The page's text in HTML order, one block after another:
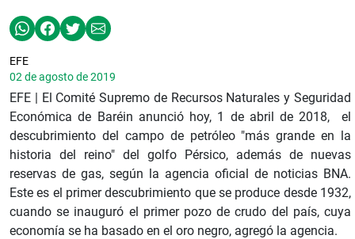
EFE
02 de agosto de 2019
EFE | El Comité Supremo de Recursos Naturales y Seguridad
Económica de Baréin anunció hoy, 1 de abril de 2018, el
descubrimiento del campo de petróleo "más grande en la
historia del reino" del golfo Pérsico, además de nuevas
reservas de gas, según la agencia oficial de noticias BNA.
Este es el primer descubrimiento que se produce desde 1932,
cuando se inauguró el primer pozo de crudo del país, cuya
economía se ha basado en el oro negro, agregó la agencia.